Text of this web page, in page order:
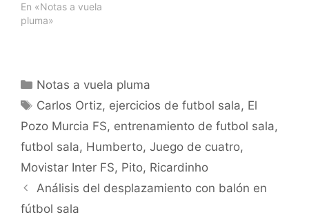
En «Notas a vuela
pluma»
Categorías
Notas a vuela pluma
Etiquetas
Carlos Ortiz, ejercicios de futbol sala, El
Pozo Murcia FS, entrenamiento de futbol sala,
futbol sala, Humberto, Juego de cuatro,
Movistar Inter FS, Pito, Ricardinho
Navegación
de
Análisis del desplazamiento con balón en
fútbol sala